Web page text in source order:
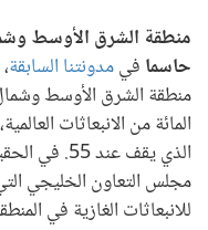
منطقة الشرق الأوسط
حاسما فيمدونتنا السابقة
منطقة الشرق الأوسط
المائة من الانبعاثات
الذي يقف
مجلس التعاون الخليجي
للانبعاثات الغازية في